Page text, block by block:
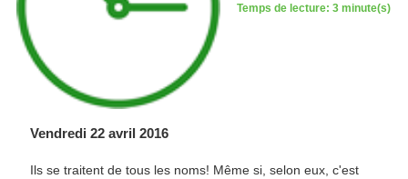
Temps de lecture: 3 minute(s)
Vendredi 22 avril 2016
Ils se traitent de tous les noms! Même si, selon eux, c'est